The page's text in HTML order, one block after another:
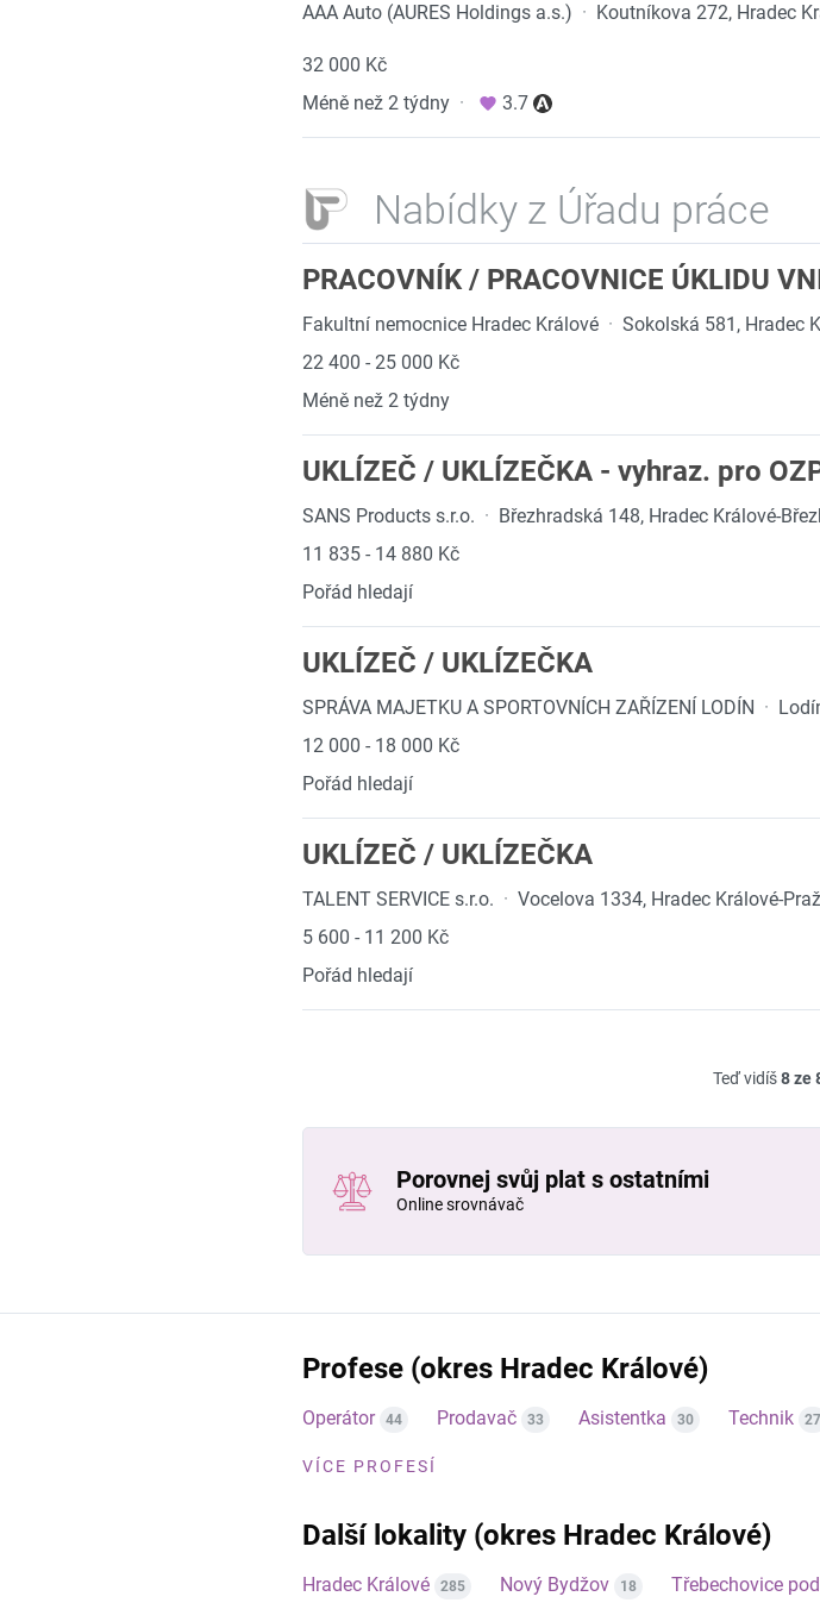
AAA Auto (AURES Holdings a.s.) · Koutníkova 272, Hradec
32 000 Kč
Méně než 2 týdny · 3.7
Nabídky z Úřadu práce
PRACOVNÍK / PRACOVNICE ÚKLIDU
Fakultní nemocnice Hradec Králové · Sokolská 581, Hradec
22 400 - 25 000 Kč
Méně než 2 týdny
UKLÍZEČ / UKLÍZEČKA - vyhraz. pro
SANS Products s.r.o. · Březhradská 148, Hradec Králové-
11 835 - 14 880 Kč
Pořád hledají
UKLÍZEČ / UKLÍZEČKA
SPRÁVA MAJETKU A SPORTOVNÍCH ZAŘÍZENÍ LODÍN ·
12 000 - 18 000 Kč
Pořád hledají
UKLÍZEČ / UKLÍZEČKA
TALENT SERVICE s.r.o. · Vocelova 1334, Hradec Králové-
5 600 - 11 200 Kč
Pořád hledají
Teď vidíš8 ze
Porovnej svůj plat s ostatními
Online srovnávač
Profese (okres Hradec Králové)
Operátor 44 Prodavač 33 Asistentka 30 Technik 27
VÍCE PROFESÍ
Další lokality (okres Hradec Králové)
Hradec Králové 285 Nový Bydžov 18 Třebechovice